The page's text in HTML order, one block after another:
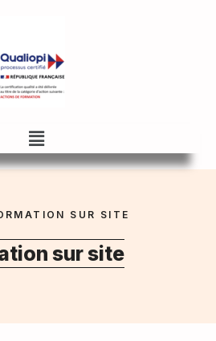
SUR SITE
sur site